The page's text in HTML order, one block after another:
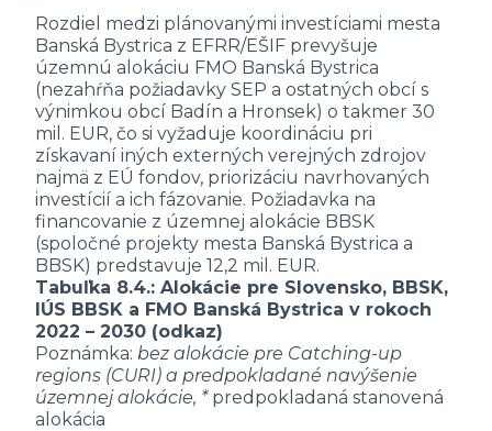
Rozdiel medzi plánovanými investíciami mesta
Banská Bystrica z EFRR/EŠIF prevyšuje
územnú alokáciu FMO Banská Bystrica
(nezahŕňa požiadavky SEP a ostatných obcí s
výnimkou obcí Badín a Hronsek) o takmer 30
mil. EUR, čo si vyžaduje koordináciu pri
získavaní iných externých verejných zdrojov
najmä z EÚ fondov, priorizáciu navrhovaných
investícií a ich fázovanie. Požiadavka na
financovanie z územnej alokácie BBSK
(spoločné projekty mesta Banská Bystrica a
BBSK) predstavuje 12,2 mil. EUR.
Tabuľka 8.4.: Alokácie pre Slovensko, BBSK,
IÚS BBSK a FMO Banská Bystrica v rokoch
2022 – 2030 (odkaz)
Poznámka: bez alokácie pre Catching-up
regions (CURI) a predpokladané navýšenie
územnej alokácie, *predpokladaná stanovená
alokácia